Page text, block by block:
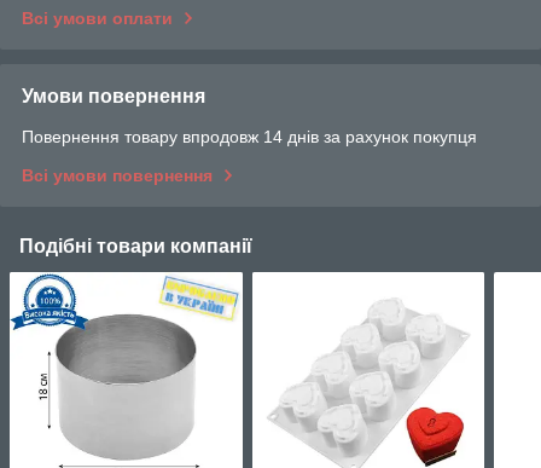
Всі умови оплати
Умови повернення
Повернення товару впродовж 14 днів за рахунок покупця
Всі умови повернення
Подібні товари компанії